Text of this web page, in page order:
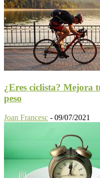
¿Eres ciclista? Mejora
peso
Joan Francesc - 09/07/2021